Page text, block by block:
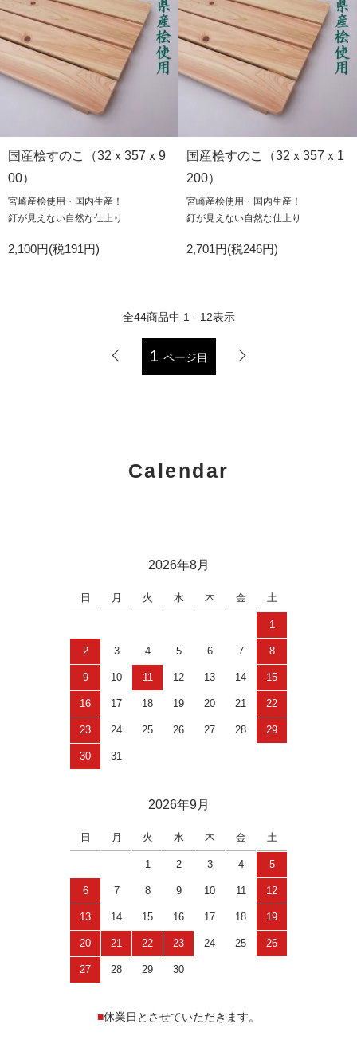
国産桧すのこ（32ｘ357ｘ9
00）
宮崎産桧使用・国内生産！
釘が見えない自然な仕上り
2,100円(税191円)
国産桧すのこ（32ｘ357ｘ1
200）
宮崎産桧使用・国内生産！
釘が見えない自然な仕上り
2,701円(税246円)
全44商品中 1 - 12表示
1 ページ目
Calendar
2026年8月
日 月 火 水 木 金 土
1
2 3 4 5 6 7 8
9 10 11 12 13 14 15
16 17 18 19 20 21 22
23 24 25 26 27 28 29
30 31
2026年9月
日 月 火 水 木 金 土
1 2 3 4 5
6 7 8 9 10 11 12
13 14 15 16 17 18 19
20 21 22 23 24 25 26
27 28 29 30
■休業日とさせていただきます。